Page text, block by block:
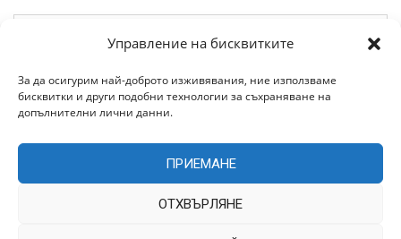
Управление на бисквитките
За да осигурим най-доброто изживявания, ние използваме
бисквитки и други подобни технологии за съхраняване на
допълнителни лични данни.
ПРИЕМАНЕ
ОТХВЪРЛЯНЕ
Архив